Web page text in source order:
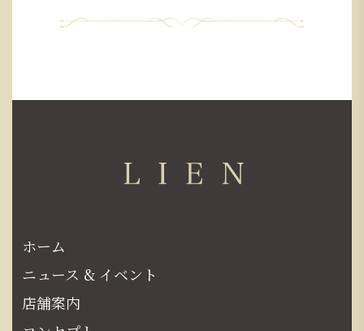
ホーム
ニュース & イベント
店舗案内